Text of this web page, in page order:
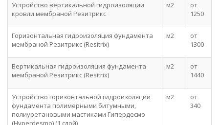
Устройство вертикальной гидроизоляции
кровли мембраной Резитрикс
м2
от
1250
Горизонтальная гидроизоляция фундамента
мембраной Резитрикс (Resitrix)
м2
от
1300
Вертикальная гидроизоляция фундамента
мембраной Резитрикс (Resitrix)
м2
от
1440
Устройство горизонтальной гидроизоляции
фундамента полимерными битумными,
полиуретановыми мастиками Гипердесмо
(Hyperdesmo) (1 слой)
м2
от
340